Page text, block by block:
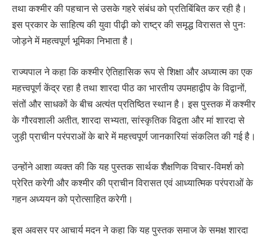
तथा कश्मीर की पहचान से उसके गहरे संबंध को प्रतिबिंबित कर रही है।
इस प्रकार के साहित्य की युवा पीढ़ी को राष्ट्र की समृद्ध विरासत से पुनः
जोड़ने में महत्वपूर्ण भूमिका निभाता है।
राज्यपाल ने कहा कि कश्मीर ऐतिहासिक रूप से शिक्षा और अध्यात्म का एक
महत्त्वपूर्ण केंद्र रहा है तथा शारदा पीठ का भारतीय उपमहाद्वीप के विद्वानों,
संतों और साधकों के बीच अत्यंत प्रतिष्ठित स्थान है। इस पुस्तक में कश्मीर
के गौरवशाली अतीत, शारदा सभ्यता, सांस्कृतिक विद्वता और मां शारदा से
जुड़ी प्राचीन परंपराओं के बारे में महत्त्वपूर्ण जानकारियां संकलित की गई है।
उन्होंने आशा व्यक्त की कि यह पुस्तक सार्थक शैक्षणिक विचार-विमर्श को
प्रेरित करेगी और कश्मीर की प्राचीन विरासत एवं आध्यात्मिक परंपराओं के
गहन अध्ययन को प्रोत्साहित करेगी।
इस अवसर पर आचार्य मदन ने कहा कि यह पुस्तक समाज के समक्ष शारदा